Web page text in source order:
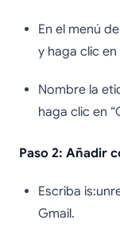
En el menú
y haga clic en
Nombre la
haga clic en
Paso 2: Añadir
Escriba
Gmail.